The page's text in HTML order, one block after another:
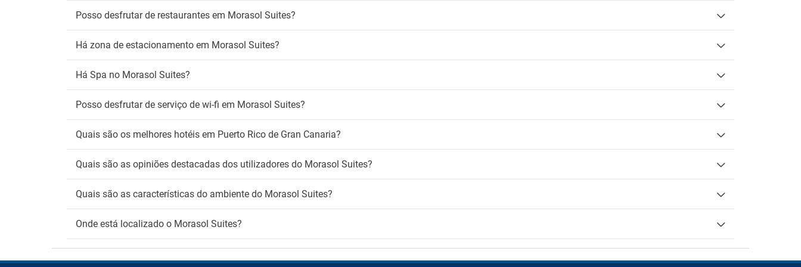
Posso desfrutar de restaurantes em Morasol Suites?
Há zona de estacionamento em Morasol Suites?
Há Spa no Morasol Suites?
Posso desfrutar de serviço de wi-fi em Morasol Suites?
Quais são os melhores hotéis em Puerto Rico de Gran Canaria?
Quais são as opiniões destacadas dos utilizadores do Morasol Suites?
Quais são as características do ambiente do Morasol Suites?
Onde está localizado o Morasol Suites?